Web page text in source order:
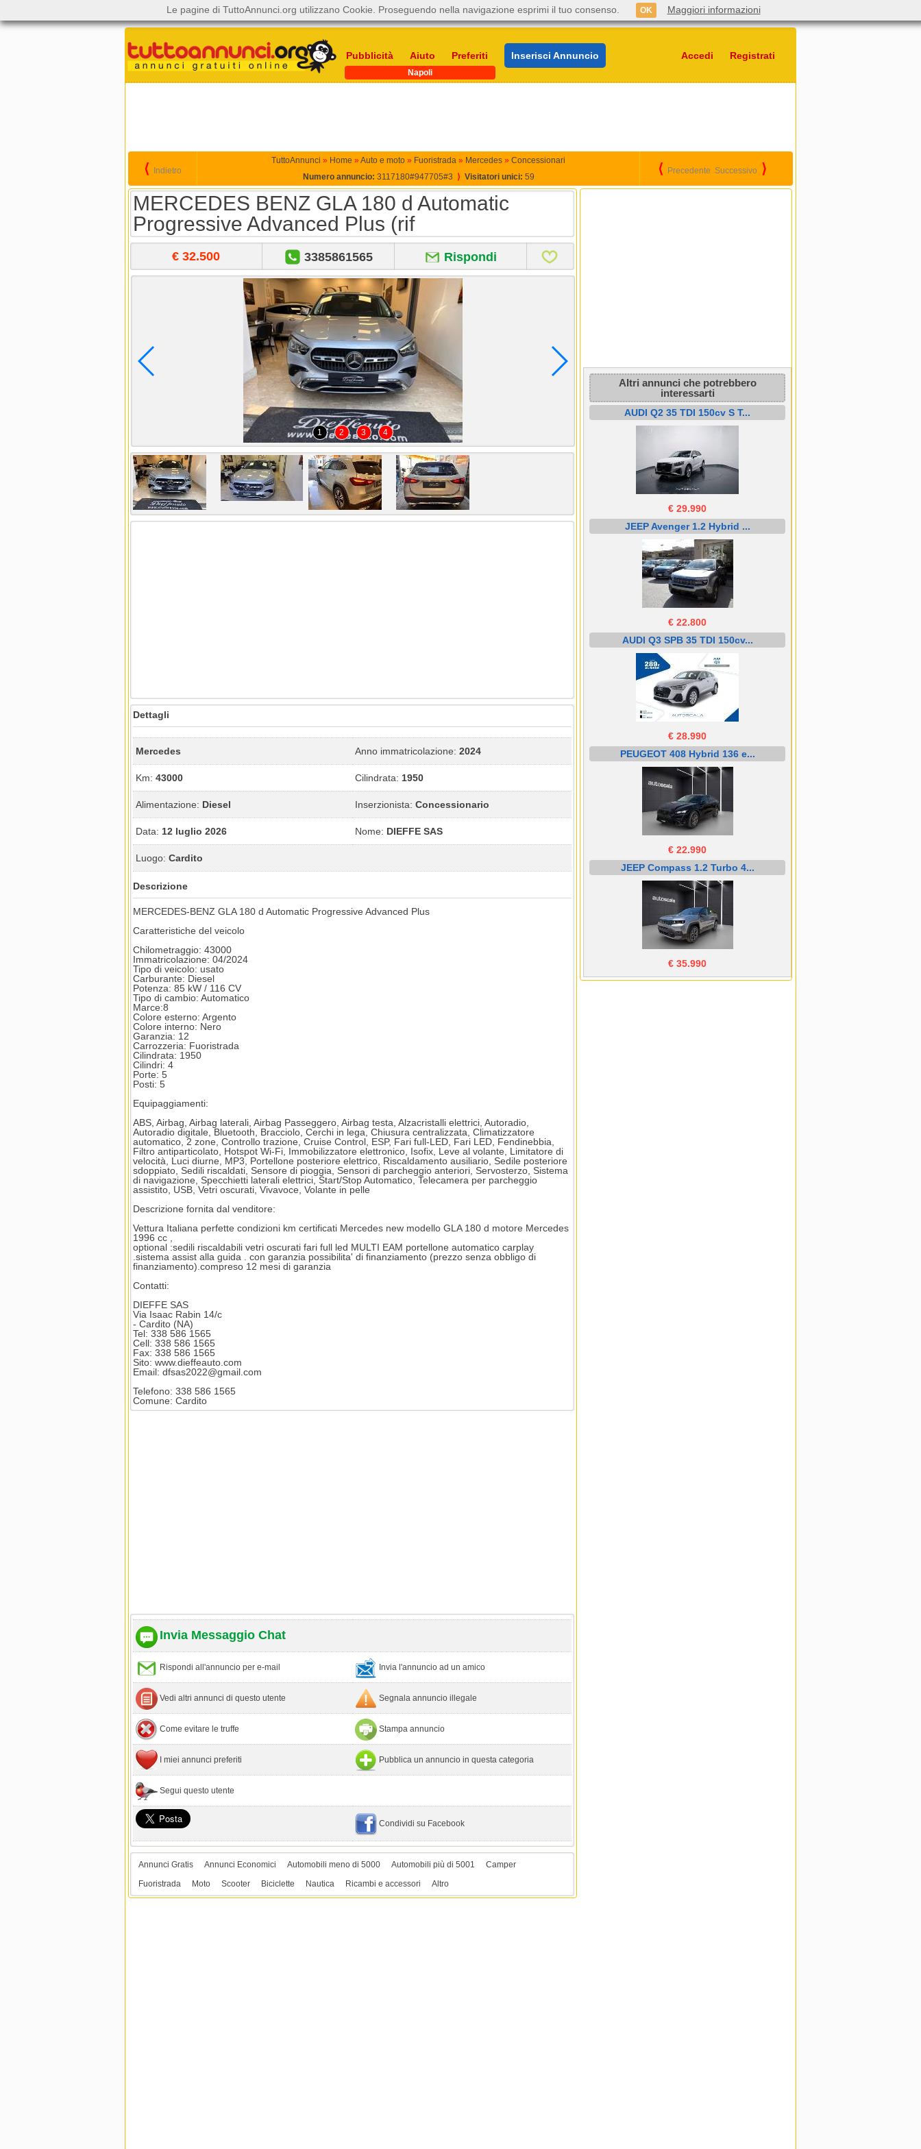
Pubblicità Aiuto Preferiti Inserisci Annuncio Accedi Registrati
Napoli
⟨ Indietro
TuttoAnnunci » Home » Auto e moto » Fuoristrada » Mercedes » Concessionari
Numero annuncio: 3117180#947705#3 ⟩ Visitatori unici: 59
⟨ Precedente Successivo ⟩
MERCEDES BENZ GLA 180 d Automatic
Progressive Advanced Plus (rif
€ 32.500 3385861565 Rispondi
1 2 3 4
Dettagli
Mercedes Anno immatricolazione: 2024
Km: 43000 Cilindrata: 1950
Alimentazione: Diesel Inserzionista: Concessionario
Data: 12 luglio 2026 Nome: DIEFFE SAS
Luogo: Cardito
Descrizione
MERCEDES-BENZ GLA 180 d Automatic Progressive Advanced Plus
Caratteristiche del veicolo
Chilometraggio: 43000
Immatricolazione: 04/2024
Tipo di veicolo: usato
Carburante: Diesel
Potenza: 85 kW / 116 CV
Tipo di cambio: Automatico
Marce:8
Colore esterno: Argento
Colore interno: Nero
Garanzia: 12
Carrozzeria: Fuoristrada
Cilindrata: 1950
Cilindri: 4
Porte: 5
Posti: 5
Equipaggiamenti:
ABS, Airbag, Airbag laterali, Airbag Passeggero, Airbag testa, Alzacristalli elettrici, Autoradio,
Autoradio digitale, Bluetooth, Bracciolo, Cerchi in lega, Chiusura centralizzata, Climatizzatore
automatico, 2 zone, Controllo trazione, Cruise Control, ESP, Fari full-LED, Fari LED, Fendinebbia,
Filtro antiparticolato, Hotspot Wi-Fi, Immobilizzatore elettronico, Isofix, Leve al volante, Limitatore di
velocità, Luci diurne, MP3, Portellone posteriore elettrico, Riscaldamento ausiliario, Sedile posteriore
sdoppiato, Sedili riscaldati, Sensore di pioggia, Sensori di parcheggio anteriori, Servosterzo, Sistema
di navigazione, Specchietti laterali elettrici, Start/Stop Automatico, Telecamera per parcheggio
assistito, USB, Vetri oscurati, Vivavoce, Volante in pelle
Descrizione fornita dal venditore:
Vettura Italiana perfette condizioni km certificati Mercedes new modello GLA 180 d motore Mercedes
1996 cc ,
optional :sedili riscaldabili vetri oscurati fari full led MULTI EAM portellone automatico carplay
.sistema assist alla guida . con garanzia possibilita' di finanziamento (prezzo senza obbligo di
finanziamento).compreso 12 mesi di garanzia
Contatti:
DIEFFE SAS
Via Isaac Rabin 14/c
- Cardito (NA)
Tel: 338 586 1565
Cell: 338 586 1565
Fax: 338 586 1565
Sito: www.dieffeauto.com
Email: dfsas2022@gmail.com
Telefono: 338 586 1565
Comune: Cardito
Invia Messaggio Chat
Rispondi all'annuncio per e-mail Invia l'annuncio ad un amico
Vedi altri annunci di questo utente Segnala annuncio illegale
Come evitare le truffe Stampa annuncio
I miei annunci preferiti Pubblica un annuncio in questa categoria
Segui questo utente
Condividi su Facebook
Annunci Gratis Annunci Economici Automobili meno di 5000 Automobili più di 5001
Camper
Fuoristrada
Moto Scooter Biciclette Nautica Ricambi e accessori Altro
Altri annunci che potrebbero
interessarti
AUDI Q2 35 TDI 150cv S T...
€ 29.990
JEEP Avenger 1.2 Hybrid ...
€ 22.800
AUDI Q3 SPB 35 TDI 150cv...
€ 28.990
PEUGEOT 408 Hybrid 136 e...
€ 22.990
JEEP Compass 1.2 Turbo 4...
€ 35.990
Le pagine di TuttoAnnunci.org utilizzano Cookie. Proseguendo nella navigazione esprimi il tuo consenso. OK Maggiori informazioni